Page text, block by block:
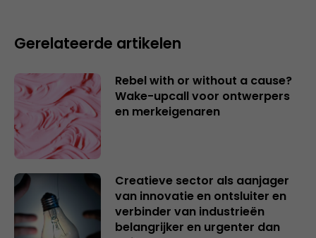
Gerelateerde artikelen
Rebel with or without a cause?
Wake-upcall voor ontwerpers
en merkeigenaren
Creatieve sector als aanjager
van innovatie en ontsluiter en
verbinder van industrieën
belangrijker en urgenter dan